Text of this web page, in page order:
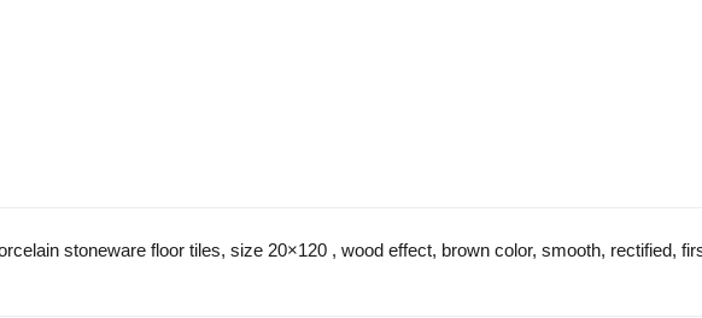
stoneware floor tiles, size 20×120 , wood effect, brown color, smooth, rectified,